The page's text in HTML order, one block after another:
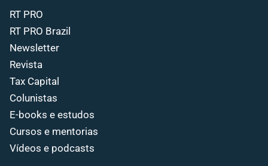
RT PRO
RT PRO Brazil
Newsletter
Revista
Tax Capital
Colunistas
E-books e estudos
Cursos e mentorias
Vídeos e podcasts